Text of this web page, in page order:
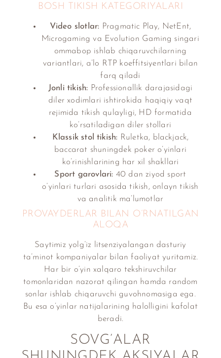
BOSH TIKISH KATEGORIYALARI
Video slotlar: Pragmatic Play, NetEnt,
Microgaming va Evolution Gaming singari
ommabop ishlab chiqaruvchilarning
variantlari, a’lo RTP koeffitsiyentlari bilan
farq qiladi
Jonli tikish: Professionallik darajasidagi
diler xodimlari ishtirokida haqiqiy vaqt
rejimida tikish qulayligi, HD formatida
ko’rsatiladigan diler stollari
Klassik stol tikish: Ruletka, blackjack,
baccarat shuningdek poker o’yinlari
ko’rinishlarining har xil shakllari
Sport garovlari: 40 dan ziyod sport
o’yinlari turlari asosida tikish, onlayn tikish
va analitik ma’lumotlar
PROVAYDERLAR BILAN O’RNATILGAN
ALOQA
Saytimiz yolg’iz litsenziyalangan dasturiy
ta’minot kompaniyalar bilan faoliyat yuritamiz.
Har bir o’yin xalqaro tekshiruvchilar
tomonlaridan nazorat qilingan hamda random
sonlar ishlab chiqaruvchi guvohnomasiga ega.
Bu esa o’yinlar natijalarining halolligini kafolat
beradi.
SOVG’ALAR